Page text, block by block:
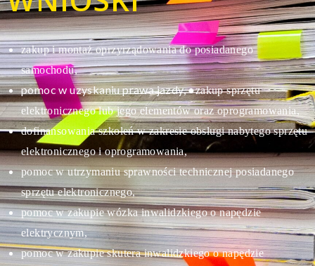
zakup i montaż oprzyrządowania do posiadanego
samochodu,
pomoc w uzyskaniu prawa jazdy,●zakup sprzętu
elektronicznego lub jego elementów oraz oprogramowania,
dofinansowania szkoleń w zakresie obsługi nabytego sprzętu
elektronicznego i oprogramowania,
pomoc w utrzymaniu sprawności technicznej posiadanego
sprzętu elektronicznego,
pomoc w zakupie wózka inwalidzkiego o napędzie
elektrycznym,
pomoc w zakupie skutera inwalidzkiego o napędzie